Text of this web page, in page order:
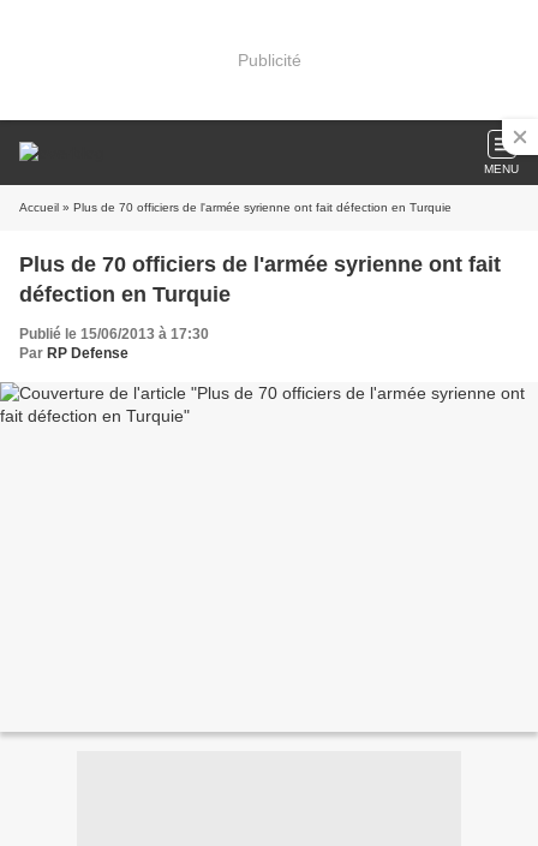
Publicité
MENU
Accueil » Plus de 70 officiers de l'armée syrienne ont fait défection en Turquie
Plus de 70 officiers de l'armée syrienne ont fait
défection en Turquie
Publié le 15/06/2013 à 17:30
Par RP Defense